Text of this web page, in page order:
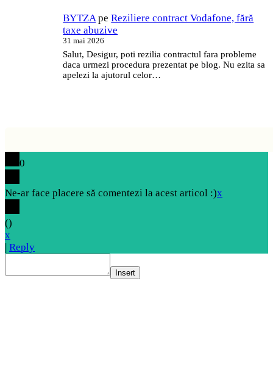
BYTZApeReziliere contract Vodafone, fără
taxe abuzive
31 mai 2026
Salut, Desigur, poti rezilia contractul fara probleme
daca urmezi procedura prezentat pe blog. Nu ezita sa
apelezi la ajutorul celor…
0
Ne-ar face placere să comentezi la acest articol :)x
()
x
Reply
Insert